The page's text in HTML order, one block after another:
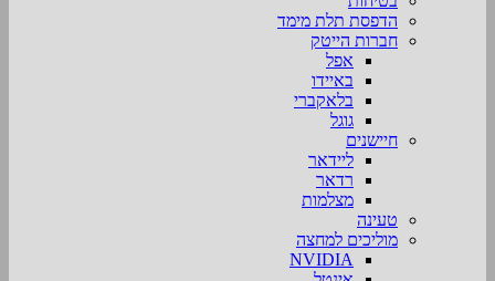
הדפסת תלת מימד
חברות הייטק
אפל
באיידו
בלאקברי
גוגל
חיישנים
ליידאר
רדאר
מצלמות
טעינה
מוליכים למחצה
NVIDIA